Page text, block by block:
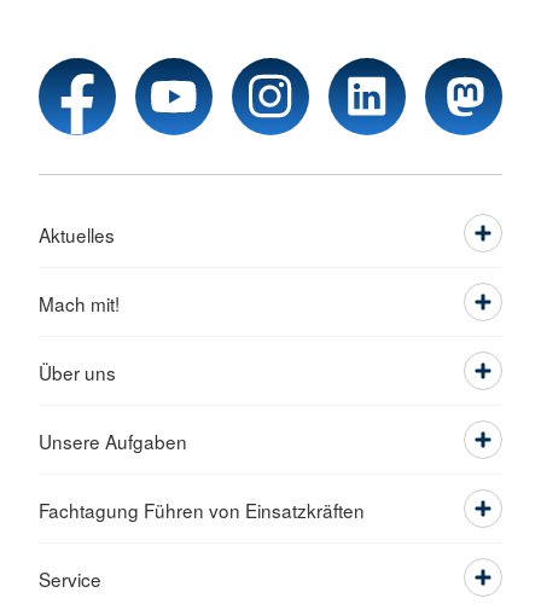
Aktuelles
Mach mit!
Über uns
Unsere Aufgaben
Fachtagung Führen von Einsatzkräften
Service